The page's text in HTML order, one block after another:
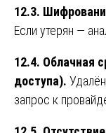
12.3.
Если утерян —
12.4. Облачная
доступа).
запрос к